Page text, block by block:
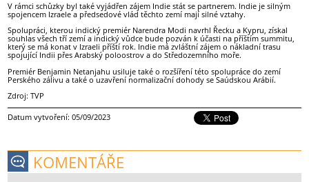
V rámci schůzky byl také vyjádřen zájem Indie stát se partnerem. Indie je silným
spojencem Izraele a předsedové vlád těchto zemí mají silné vztahy.
Spolupráci, kterou indický premiér Narendra Modi navrhl Řecku a Kypru, získal
souhlas všech tří zemí a indický vůdce bude pozván k účasti na příštím summitu,
který se má konat v Izraeli příští rok. Indie má zvláštní zájem o nákladní trasu
spojující Indii přes Arabský poloostrov a do Středozemního moře.
Premiér Benjamin Netanjahu usiluje také o rozšíření této spolupráce do zemí
Perského zálivu a také o uzavření normalizační dohody se Saúdskou Arábií.
Zdroj: TVP
Datum vytvoření: 05/09/2023
KOMENTÁŘE